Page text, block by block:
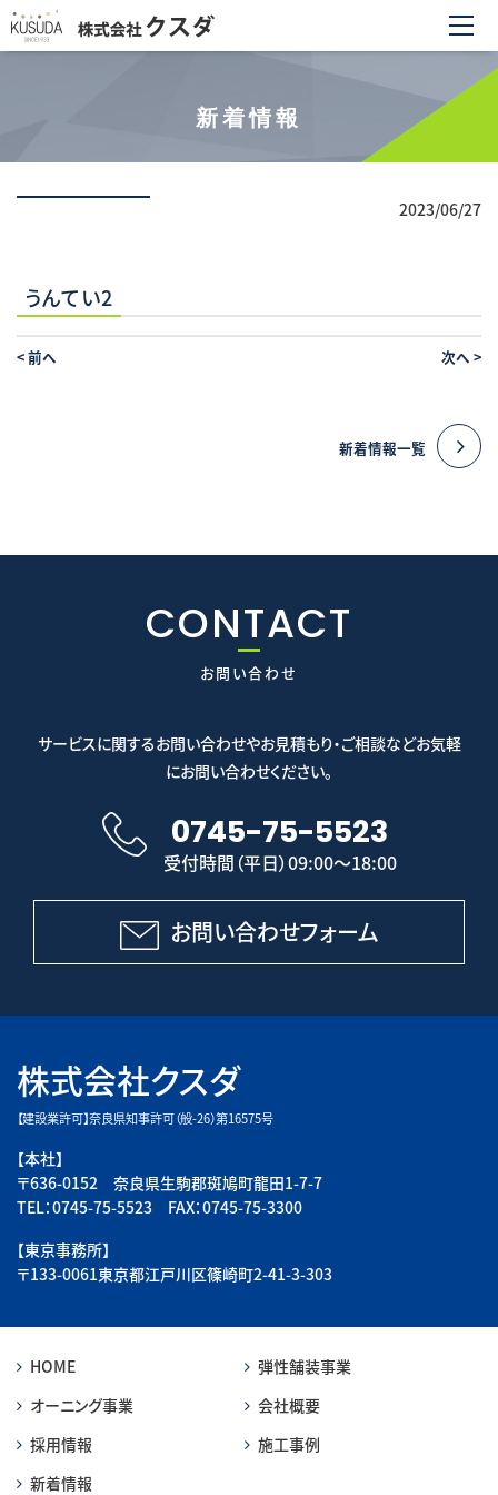
新着情報
2023/06/27
うんてい2
<前へ 次へ >
新着情報一覧
CONTACT
お問い合わせ
サービスに関するお問い合わせやお見積もり・ご相談などお気軽
にお問い合わせください。
0745-75-5523
受付時間（平日）09:00～18:00
お問い合わせフォーム
株式会社クスダ
【建設業許可】奈良県知事許可（般-26）第16575号
【本社】
〒636-0152 奈良県生駒郡斑鳩町龍田1-7-7
TEL：0745-75-5523 FAX：0745-75-3300
【東京事務所】
〒133-0061東京都江戸川区篠崎町2-41-3-303
HOME
弾性舗装事業
オーニング事業
会社概要
採用情報
施工事例
新着情報